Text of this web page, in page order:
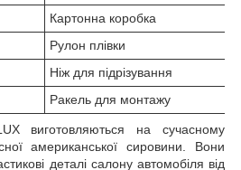
Картонна коробка
Рулон плівки
Ніж для підрізування
Ракель для монтажу
виготовляються на сучасному
американської сировини. Вони
деталі салону автомобіля від